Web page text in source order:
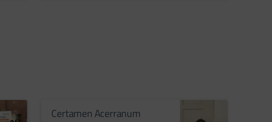
Certamen Acerranum